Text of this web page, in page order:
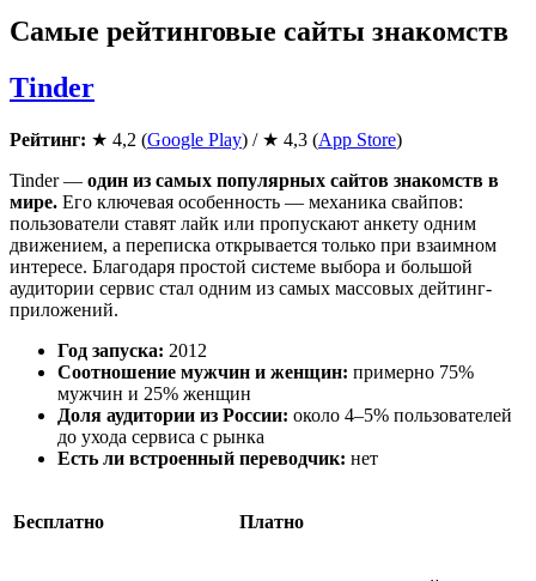
Самые рейтинговые сайты знакомств
Tinder
Рейтинг: ★ 4,2 (Google Play) / ★ 4,3 (App Store)
Tinder — один из самых популярных сайтов знакомств в
мире. Его ключевая особенность — механика свайпов:
пользователи ставят лайк или пропускают анкету одним
движением, а переписка открывается только при взаимном
интересе. Благодаря простой системе выбора и большой
аудитории сервис стал одним из самых массовых дейтинг-
приложений.
Год запуска: 2012
Соотношение мужчин и женщин: примерно 75%
мужчин и 25% женщин
Доля аудитории из России: около 4–5% пользователей
до ухода сервиса с рынка
Есть ли встроенный переводчик: нет
Бесплатно Платно